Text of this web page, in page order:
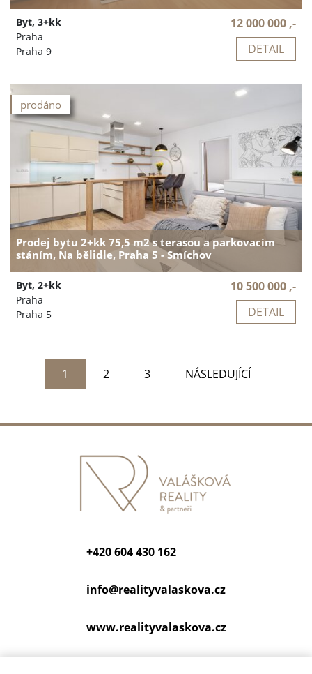
Byt, 3+kk
Praha
Praha 9
12 000 000 ,-
DETAIL
prodáno
Prodej bytu 2+kk 75,5 m2 s terasou a parkovacím
stáním, Na bělidle, Praha 5 - Smíchov
Byt, 2+kk
Praha
Praha 5
10 500 000 ,-
DETAIL
1 2 3 NÁSLEDUJÍCÍ
+420 604 430 162
info@realityvalaskova.cz
www.realityvalaskova.cz